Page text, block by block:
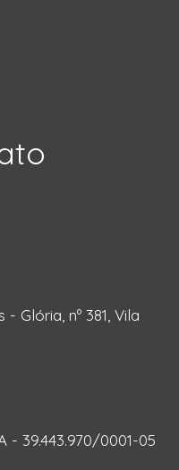
Glória, nº 381, Vila
- 39.443.970/0001-05